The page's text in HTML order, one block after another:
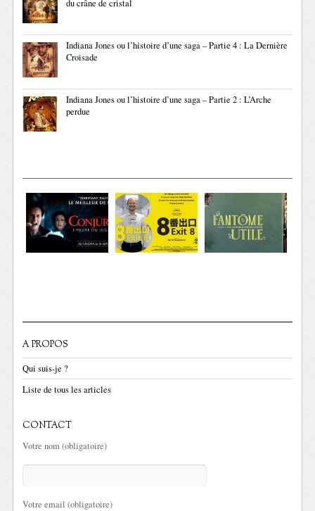
du crâne de cristal
Indiana Jones ou l’histoire d’une saga – Partie 4 : La Dernière
Croisade
Indiana Jones ou l’histoire d’une saga – Partie 2 : L’Arche
perdue
A PROPOS
Qui suis-je ?
Liste de tous les articles
CONTACT
Votre nom (obligatoire)
Votre email (obligatoire)